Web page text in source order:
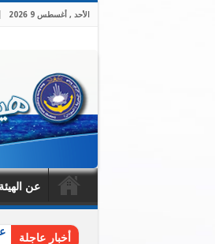
الأحد , أغسطس 9 2026
عن الهيئة
أخبار عاجلة